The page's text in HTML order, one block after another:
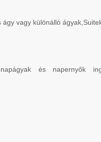
vagy különálló
és napernyők